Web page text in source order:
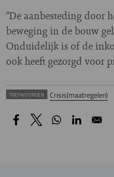
“De aanbesteding door
beweging in de bouw
Onduidelijk is of de
ook heeft gezorgd voor
TREFWOORDEN Crisis(maatregelen)